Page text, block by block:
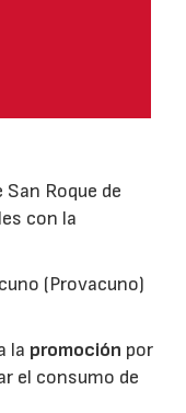
Roque de
con la
(Provacuno)
la promoción por
el consumo de